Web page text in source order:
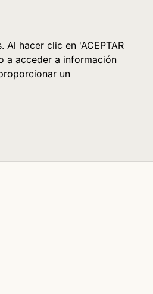
hacer clic en 'ACEPTAR
a acceder a información
un